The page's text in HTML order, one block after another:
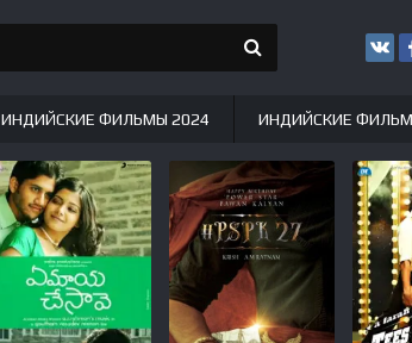
ИНДИЙСКИЕ ФИЛЬМЫ 2024 ИНДИЙСКИЕ